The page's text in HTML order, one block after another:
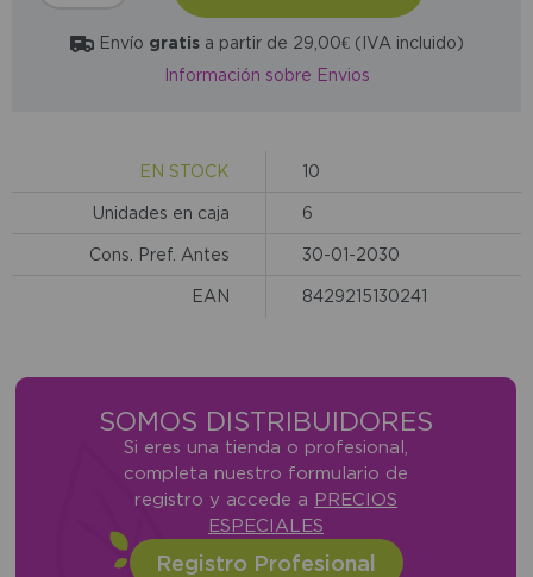
Envío gratisa partir de 29,00€ (IVA incluido)
Información sobre Envios
EN STOCK 10
Unidades en caja 6
Cons. Pref. Antes 30-01-2030
EAN 8429215130241
SOMOS DISTRIBUIDORES
Si eres una tienda o profesional,
completa nuestro formulario de
registro y accede a PRECIOS
ESPECIALES
Registro Profesional